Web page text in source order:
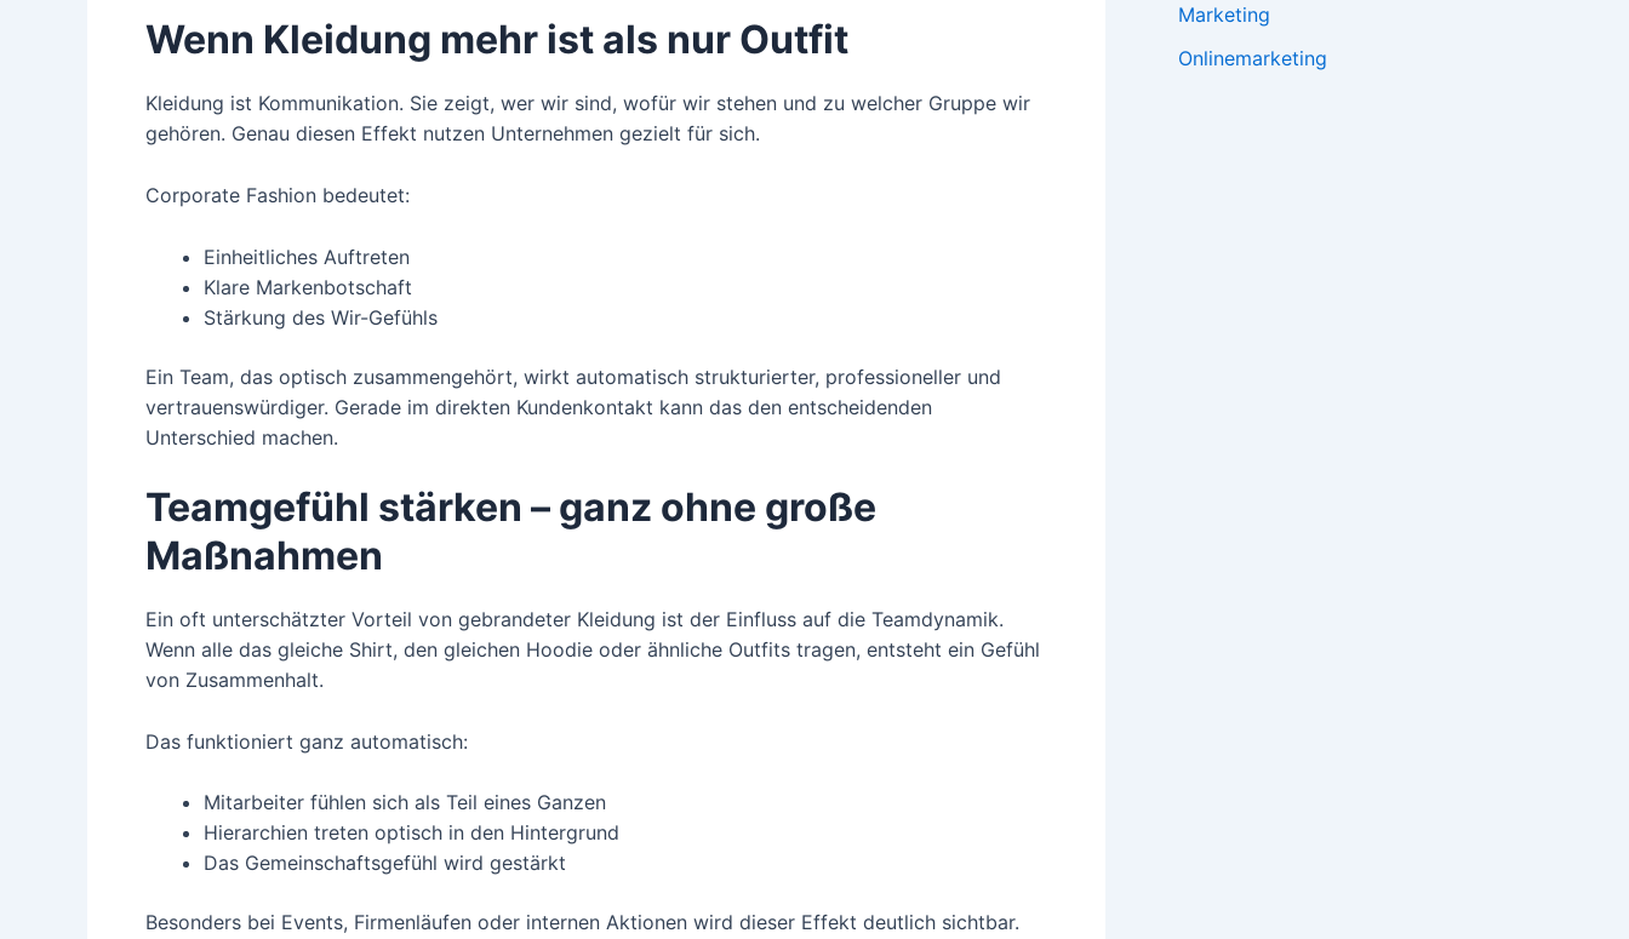
Wenn Kleidung mehr ist als nur Outfit
Kleidung ist Kommunikation. Sie zeigt, wer wir sind, wofür wir stehen und zu welcher Gruppe wir
gehören. Genau diesen Effekt nutzen Unternehmen gezielt für sich.
Corporate Fashion bedeutet:
Einheitliches Auftreten
Klare Markenbotschaft
Stärkung des Wir-Gefühls
Ein Team, das optisch zusammengehört, wirkt automatisch strukturierter, professioneller und
vertrauenswürdiger. Gerade im direkten Kundenkontakt kann das den entscheidenden
Unterschied machen.
Teamgefühl stärken – ganz ohne große
Maßnahmen
Ein oft unterschätzter Vorteil von gebrandeter Kleidung ist der Einfluss auf die Teamdynamik.
Wenn alle das gleiche Shirt, den gleichen Hoodie oder ähnliche Outfits tragen, entsteht ein Gefühl
von Zusammenhalt.
Das funktioniert ganz automatisch:
Mitarbeiter fühlen sich als Teil eines Ganzen
Hierarchien treten optisch in den Hintergrund
Das Gemeinschaftsgefühl wird gestärkt
Besonders bei Events, Firmenläufen oder internen Aktionen wird dieser Effekt deutlich sichtbar.
Marketing
Onlinemarketing